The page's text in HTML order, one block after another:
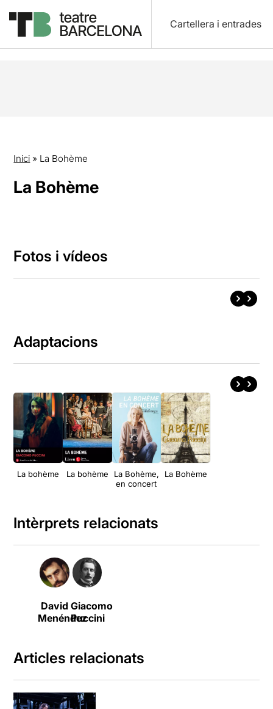
Cartellera i entrades
Inici » La Bohème
La Bohème
Fotos i vídeos
Adaptacions
La bohème La bohème
La Bohème,
en concert
La Bohème
Intèrprets relacionats
David
Menéndez
Giacomo
Puccini
Articles relacionats